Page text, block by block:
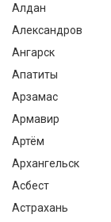
Алдан
Александров
Ангарск
Апатиты
Арзамас
Армавир
Артём
Архангельск
Асбест
Астрахань